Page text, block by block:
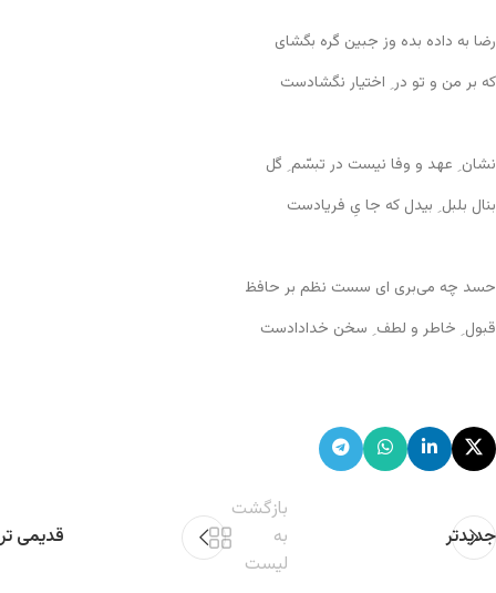
رضا به داده بده وز جبین گره بگشای
که بر من و تو در ِ اختیار نگشادست
نشان ِ عهد و وفا نیست در تبسّم ِ گل
بنال بلبل ِ بیدل که جا یِ فریادست
حسد چه می‌بری ای سست نظم بر حافظ
قبول ِ خاطر و لطف ِ سخن خدادادست
جدیدتر
بازگشت
به
لیست
قدیمی تر